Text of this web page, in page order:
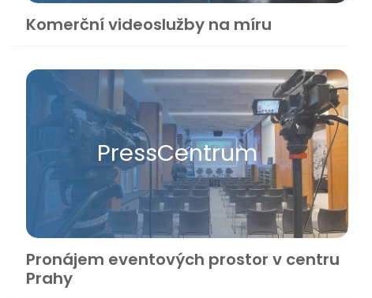
Komerční videoslužby na míru
Press​Centrum
Pronájem eventových prostor v centru
Prahy